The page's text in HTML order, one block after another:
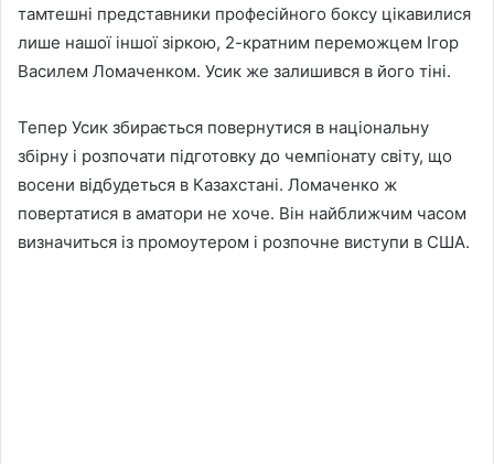
тамтешні представники професійного боксу цікавилися
лише нашої іншої зіркою, 2-кратним переможцем Ігор
Василем Ломаченком. Усик же залишився в його тіні.
Тепер Усик збирається повернутися в національну
збірну і розпочати підготовку до чемпіонату світу, що
восени відбудеться в Казахстані. Ломаченко ж
повертатися в аматори не хоче. Він найближчим часом
визначиться із промоутером і розпочне виступи в США.